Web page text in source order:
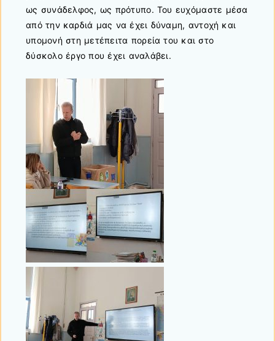
ως συνάδελφος, ως πρότυπο. Του ευχόμαστε μέσα
από την καρδιά μας να έχει δύναμη, αντοχή και
υπομονή στη μετέπειτα πορεία του και στο
δύσκολο έργο που έχει αναλάβει.